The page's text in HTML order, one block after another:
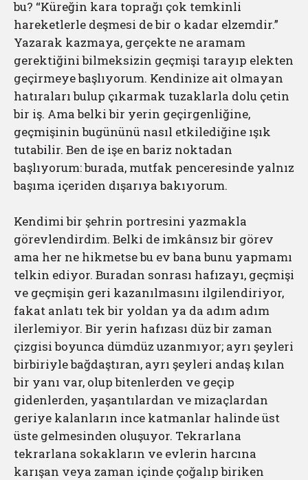
bu? “Küreğin kara toprağı çok temkinli
hareketlerle deşmesi de bir o kadar elzemdir.”
Yazarak kazmaya, gerçekte ne aramam
gerektiğini bilmeksizin geçmişi tarayıp elekten
geçirmeye başlıyorum. Kendinize ait olmayan
hatıraları bulup çıkarmak tuzaklarla dolu çetin
bir iş. Ama belki bir yerin geçirgenliğine,
geçmişinin bugününü nasıl etkilediğine ışık
tutabilir. Ben de işe en bariz noktadan
başlıyorum: burada, mutfak penceresinde yalnız
başıma içeriden dışarıya bakıyorum.
Kendimi bir şehrin portresini yazmakla
görevlendirdim. Belki de imkânsız bir görev
ama her ne hikmetse bu ev bana bunu yapmamı
telkin ediyor. Buradan sonrası hafızayı, geçmişi
ve geçmişin geri kazanılmasını ilgilendiriyor,
fakat anlatı tek bir yoldan ya da adım adım
ilerlemiyor. Bir yerin hafızası düz bir zaman
çizgisi boyunca dümdüz uzanmıyor; ayrı şeyleri
birbiriyle bağdaştıran, ayrı şeyleri andaş kılan
bir yanı var, olup bitenlerden ve geçip
gidenlerden, yaşantılardan ve mizaçlardan
geriye kalanların ince katmanlar halinde üst
üste gelmesinden oluşuyor. Tekrarlana
tekrarlana sokakların ve evlerin harcına
karışan veya zaman içinde çoğalıp biriken